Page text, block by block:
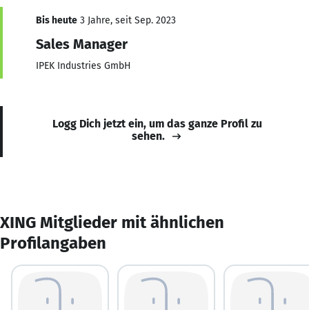
Bis heute 3 Jahre, seit Sep. 2023
Sales Manager
IPEK Industries GmbH
Logg Dich jetzt ein, um das ganze Profil zu
sehen.
XING Mitglieder mit ähnlichen
Profilangaben